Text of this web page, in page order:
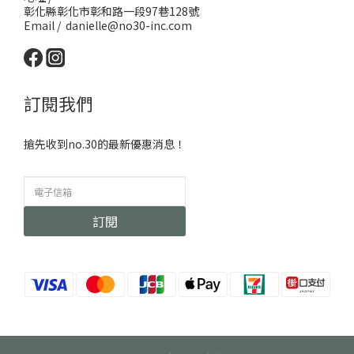
彰化縣彰化市彰和路一段97巷128號
Email / danielle@no30-inc.com
訂閱我們
搶先收到no.30的最新優惠消息！
訂閱